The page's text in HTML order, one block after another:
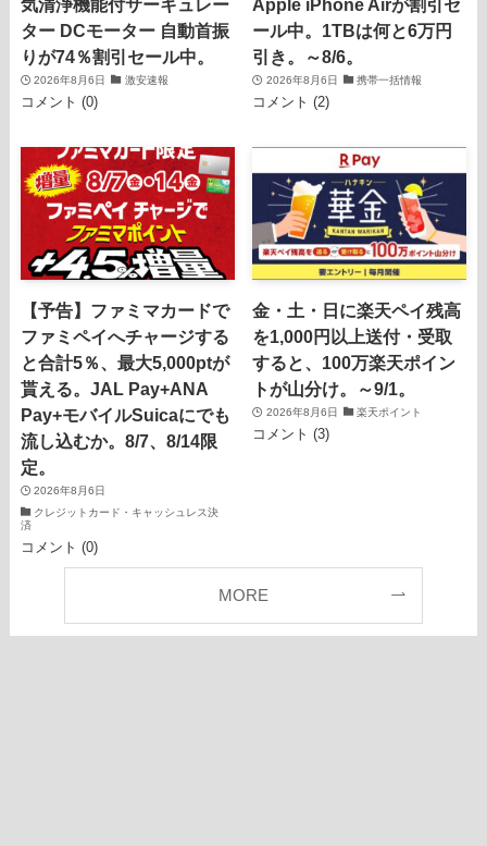
気清浄機能付サーキュレー
ター DCモーター 自動首振
りが74％割引セール中。
2026年8月6日 激安速報
コメント (0)
Apple iPhone Airが割引セ
ール中。1TBは何と6万円
引き。～8/6。
2026年8月6日 携帯一括情報
コメント (2)
【予告】ファミマカードで
ファミペイへチャージする
と合計5％、最大5,000ptが
貰える。JAL Pay+ANA
Pay+モバイルSuicaにでも
流し込むか。8/7、8/14限
定。
2026年8月6日
クレジットカード・キャッシュレス決
済
コメント (0)
金・土・日に楽天ペイ残高
を1,000円以上送付・受取
すると、100万楽天ポイン
トが山分け。～9/1。
2026年8月6日 楽天ポイント
コメント (3)
MORE